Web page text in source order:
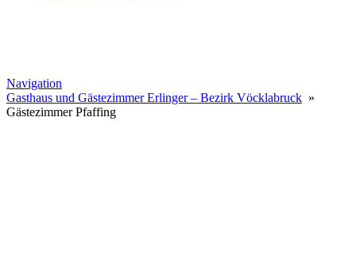
Navigation
Gasthaus und Gästezimmer Erlinger – Bezirk Vöcklabruck »
Gästezimmer Pfaffing